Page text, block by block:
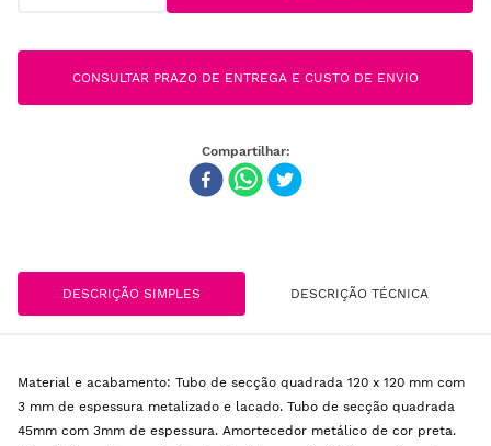
CONSULTAR PRAZO DE ENTREGA E CUSTO DE ENVIO
DESCRIÇÃO SIMPLES DESCRIÇÃO TÉCNICA
Material e acabamento: Tubo de secção quadrada 120 x 120 mm com
3 mm de espessura metalizado e lacado. Tubo de secção quadrada
45mm com 3mm de espessura. Amortecedor metálico de cor preta.